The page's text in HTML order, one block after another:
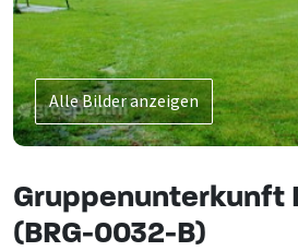
Alle Bilder anzeigen
Gruppenunterkunft
(BRG-0032-B)